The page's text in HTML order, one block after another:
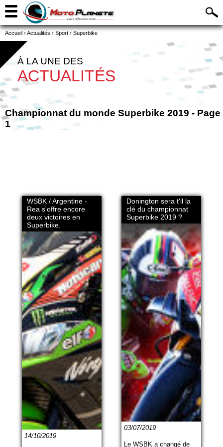
Accueil ›Actualités › Sport › Superbike
À LA UNE DES
ACTUALITÉS
Championnat du monde Superbike 2019 - Page
1
WSBK / Argentine -
Rea s'offre encore
deux victoires en
Superbike.
14/10/2019
Donington sera t'il la
clé du championnat
Superbike 2019 ?
03/07/2019
Le WSBK a changé de